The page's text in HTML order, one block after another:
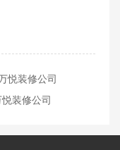
悦装修公司
装修公司